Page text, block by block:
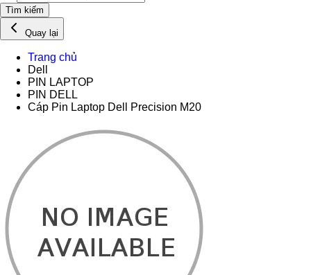
Tìm kiếm
Quay lại
Trang chủ
Dell
PIN LAPTOP
PIN DELL
Cáp Pin Laptop Dell Precision M20